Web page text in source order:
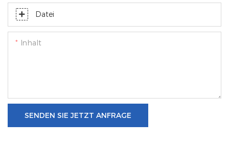
Datei
Inhalt
SENDEN SIE JETZT ANFRAGE